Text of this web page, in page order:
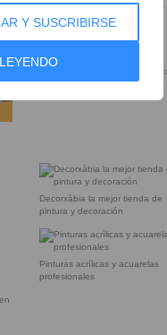
Y SUSCRIBIRSE
Material de pintura en Jávea –
DecorXàbia
Sorteo Decorxabia en
Decorxàbia la mejor tienda de
pintura y decoración
Pinturas acrílicas y acuarelas
profesionales